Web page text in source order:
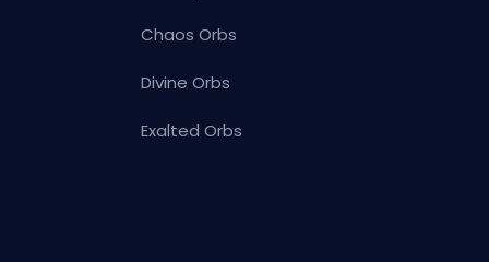
Chaos Orbs
Divine Orbs
Exalted Orbs